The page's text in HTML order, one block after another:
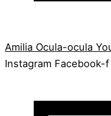
Amilia Ocula-ocula
Instagram Facebook-f